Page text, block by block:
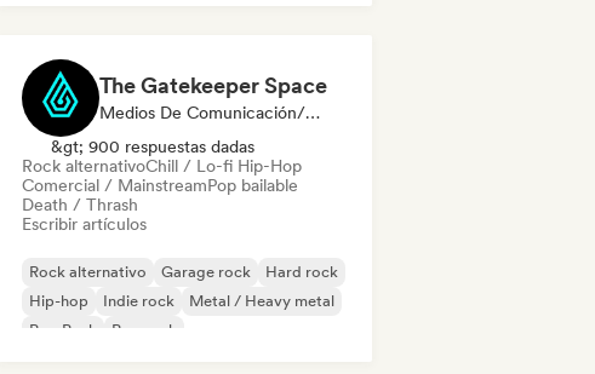
The Gatekeeper Space
Medios De Comunicación/Periodista
&gt; 900 respuestas dadas
Rock alternativoChill / Lo-fi Hip-Hop
Comercial / MainstreamPop bailable
Death / Thrash
Escribir artículos
Rock alternativo Garage rock
Hard rock
Hip-hop
Indie rock
Metal / Heavy metal
Pop Punk
Pop rock